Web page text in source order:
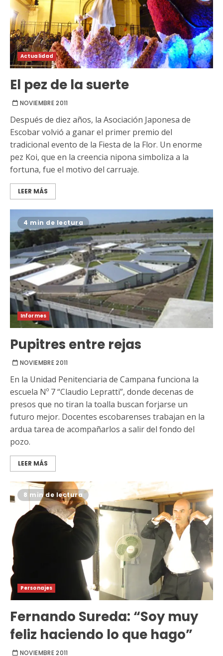
Actualidad
El pez de la suerte
NOVIEMBRE 2011
Después de diez años, la Asociación Japonesa de
Escobar volvió a ganar el primer premio del
tradicional evento de la Fiesta de la Flor. Un enorme
pez Koi, que en la creencia nipona simboliza a la
fortuna, fue el motivo del carruaje.
LEER MÁS
4 min de lectura
Informes
Pupitres entre rejas
NOVIEMBRE 2011
En la Unidad Penitenciaria de Campana funciona la
escuela Nº 7 “Claudio Lepratti”, donde decenas de
presos que no tiran la toalla buscan forjarse un
futuro mejor. Docentes escobarenses trabajan en la
ardua tarea de acompañarlos a salir del fondo del
pozo.
LEER MÁS
8 min de lectura
Personajes
Fernando Sureda: “Soy muy
feliz haciendo lo que hago”
NOVIEMBRE 2011